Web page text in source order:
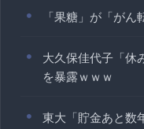
「果糖」が「がん
大久保佳代子「休
を暴露ｗｗｗ
東大「貯金あと